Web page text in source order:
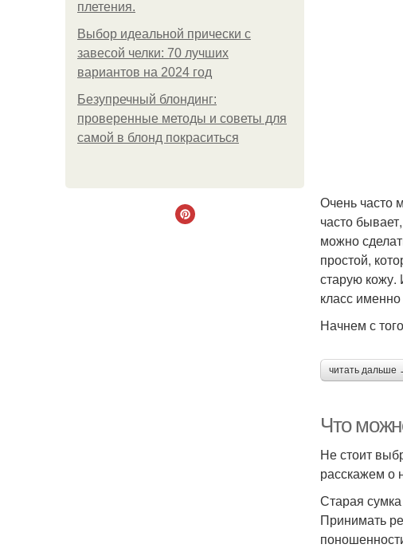
плетения.
Выбор идеальной прически с
завесой челки: 70 лучших
вариантов на 2024 год
Безупречный блондинг:
проверенные методы и советы для
самой в блонд покраситься
Очень часто
часто
можно
простой,
старую кожу.
класс
Начнем с
читать дальше
Что
Не стоит
расскажем о
Старая сумка
Принимать